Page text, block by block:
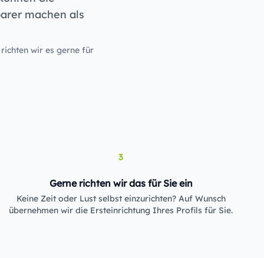
machen als
wir es gerne für
3
Gerne richten wir das für Sie ein
Keine Zeit oder Lust selbst einzurichten? Auf Wunsch
übernehmen wir die Ersteinrichtung Ihres Profils für Sie.